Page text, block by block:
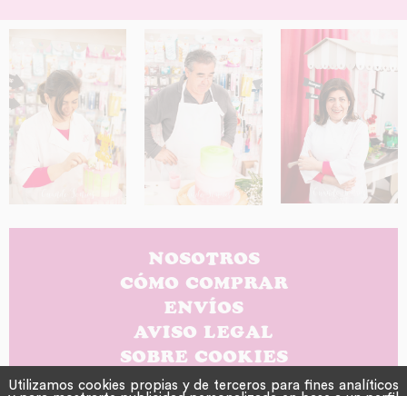
NOSOTROS
CÓMO COMPRAR
ENVÍOS
AVISO LEGAL
SOBRE COOKIES
POLÍTICA DE PRIVACIDAD
Utilizamos cookies propias y de terceros para fines analíticos